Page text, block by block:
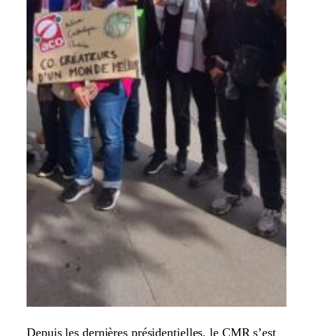
Depuis les dernières présidentielles, le CMR s’est